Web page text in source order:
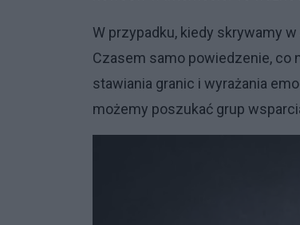
W przypadku, kiedy skrywamy
Czasem samo powiedzenie, co
stawiania granic i wyrażania
możemy poszukać grup